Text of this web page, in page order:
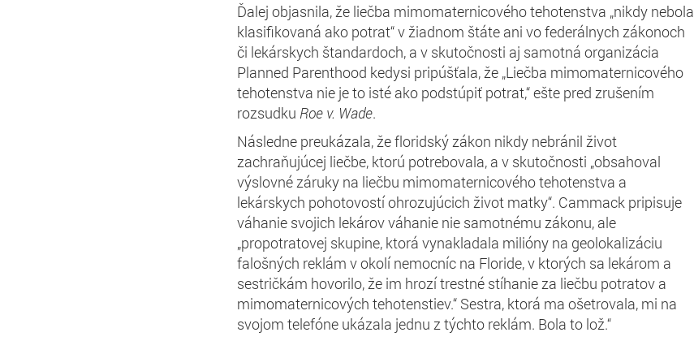
Ďalej objasnila, že liečba mimomaternicového tehotenstva „nikdy nebola
klasifikovaná ako potrat“ v žiadnom štáte ani vo federálnych zákonoch
či lekárskych štandardoch, a v skutočnosti aj samotná organizácia
Planned Parenthood kedysi pripúšťala, že „Liečba mimomaternicového
tehotenstva nie je to isté ako podstúpiť potrat,“ ešte pred zrušením
rozsudku Roe v. Wade.
Následne preukázala, že floridský zákon nikdy nebránil život
zachraňujúcej liečbe, ktorú potrebovala, a v skutočnosti „obsahoval
výslovné záruky na liečbu mimomaternicového tehotenstva a
lekárskych pohotovostí ohrozujúcich život matky“. Cammack pripisuje
váhanie svojich lekárov váhanie nie samotnému zákonu, ale
„propotratovej skupine, ktorá vynakladala milióny na geolokalizáciu
falošných reklám v okolí nemocníc na Floride, v ktorých sa lekárom a
sestričkám hovorilo, že im hrozí trestné stíhanie za liečbu potratov a
mimomaternicových tehotenstiev.“ Sestra, ktorá ma ošetrovala, mi na
svojom telefóne ukázala jednu z týchto reklám. Bola to lož.“